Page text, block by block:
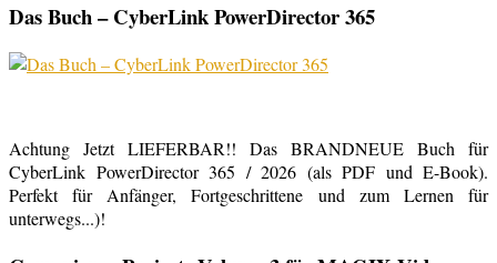
Das Buch – CyberLink PowerDirector 365
Achtung Jetzt LIEFERBAR!! Das BRANDNEUE Buch für
CyberLink PowerDirector 365 / 2026 (als PDF und E-Book).
Perfekt für Anfänger, Fortgeschrittene und zum Lernen für
unterwegs...)!